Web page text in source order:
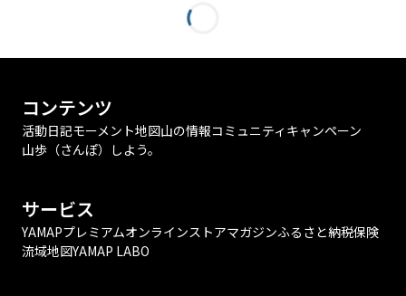
コンテンツ
活動日記モーメント地図山の情報コミュニティ キャンペーン
山歩（さんぽ）しよう。
サービス
YAMAPプレミアムオンラインストアマガジンふるさと納税保険
流域地図YAMAP LABO